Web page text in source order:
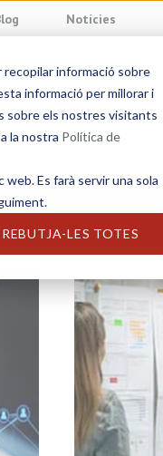
informació sobre
informació per millorar i
sobre els nostres visitants
la nostra Política de
Es farà servir una sola
REBUTJA-LES TOTES
Notícies
Sobre nosaltres